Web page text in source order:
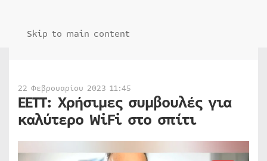
Skip to main content
22 Φεβρουαρίου 2023 11:45
ΕΕΤΤ: Χρήσιμες συμβουλές για
καλύτερο WiFi στο σπίτι